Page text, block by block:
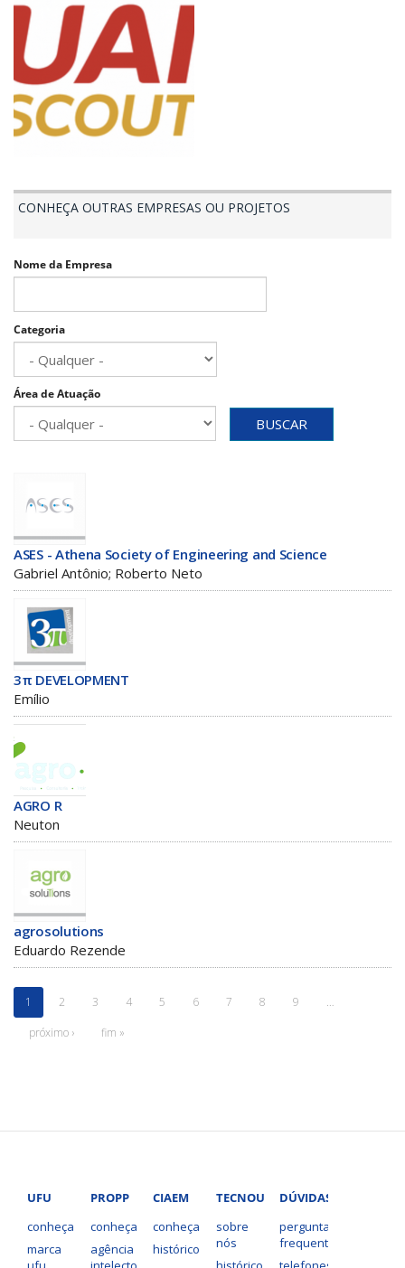
CONHEÇA OUTRAS EMPRESAS OU PROJETOS
Nome da Empresa
Categoria
Área de Atuação
BUSCAR
ASES - Athena Society of Engineering and Science
Gabriel Antônio; Roberto Neto
3π DEVELOPMENT
Emílio
AGRO R
Neuton
agrosolutions
Eduardo Rezende
1 2 3 4 5 6 7 8 9
…
próximo ›
fim »
UFU
conheça
marca
PROPP
conheça
agência
CIAEM
conheça
histórico
TECNOUFU
sobre
nós
DÚVIDAS?
perguntas
frequentes